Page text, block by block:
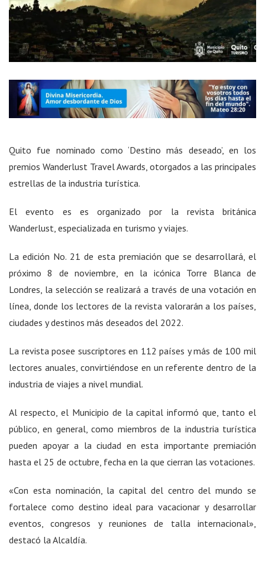
Quito fue nominado como ‘Destino más deseado’, en los
premios Wanderlust Travel Awards, otorgados a las principales
estrellas de la industria turística.
El evento es es organizado por la revista británica
Wanderlust, especializada en turismo y viajes.
La edición No. 21 de esta premiación que se desarrollará, el
próximo 8 de noviembre, en la icónica Torre Blanca de
Londres, la selección se realizará a través de una votación en
línea, donde los lectores de la revista valorarán a los países,
ciudades y destinos más deseados del 2022.
La revista posee suscriptores en 112 países y más de 100 mil
lectores anuales, convirtiéndose en un referente dentro de la
industria de viajes a nivel mundial.
Al respecto, el Municipio de la capital informó que, tanto el
público, en general, como miembros de la industria turística
pueden apoyar a la ciudad en esta importante premiación
hasta el 25 de octubre, fecha en la que cierran las votaciones.
«Con esta nominación, la capital del centro del mundo se
fortalece como destino ideal para vacacionar y desarrollar
eventos, congresos y reuniones de talla internacional»,
destacó la Alcaldía.